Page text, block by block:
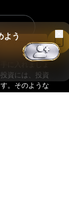
に入れましょ
資には、投資
。そのような
よう
プリで読む